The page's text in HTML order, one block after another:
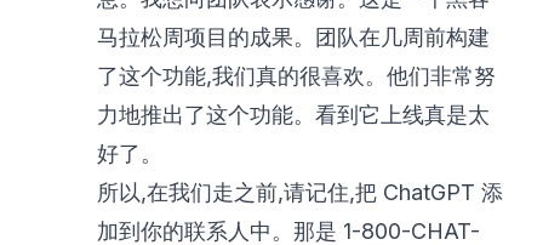
马拉松周项目的成果。团队在几周前构建
了这个功能,我们真的很喜欢。他们非常努
力地推出了这个功能。看到它上线真是太
好了。
所以,在我们走之前,请记住,把 ChatGPT 添
加到你的联系人中。那是 1-800-CHAT-